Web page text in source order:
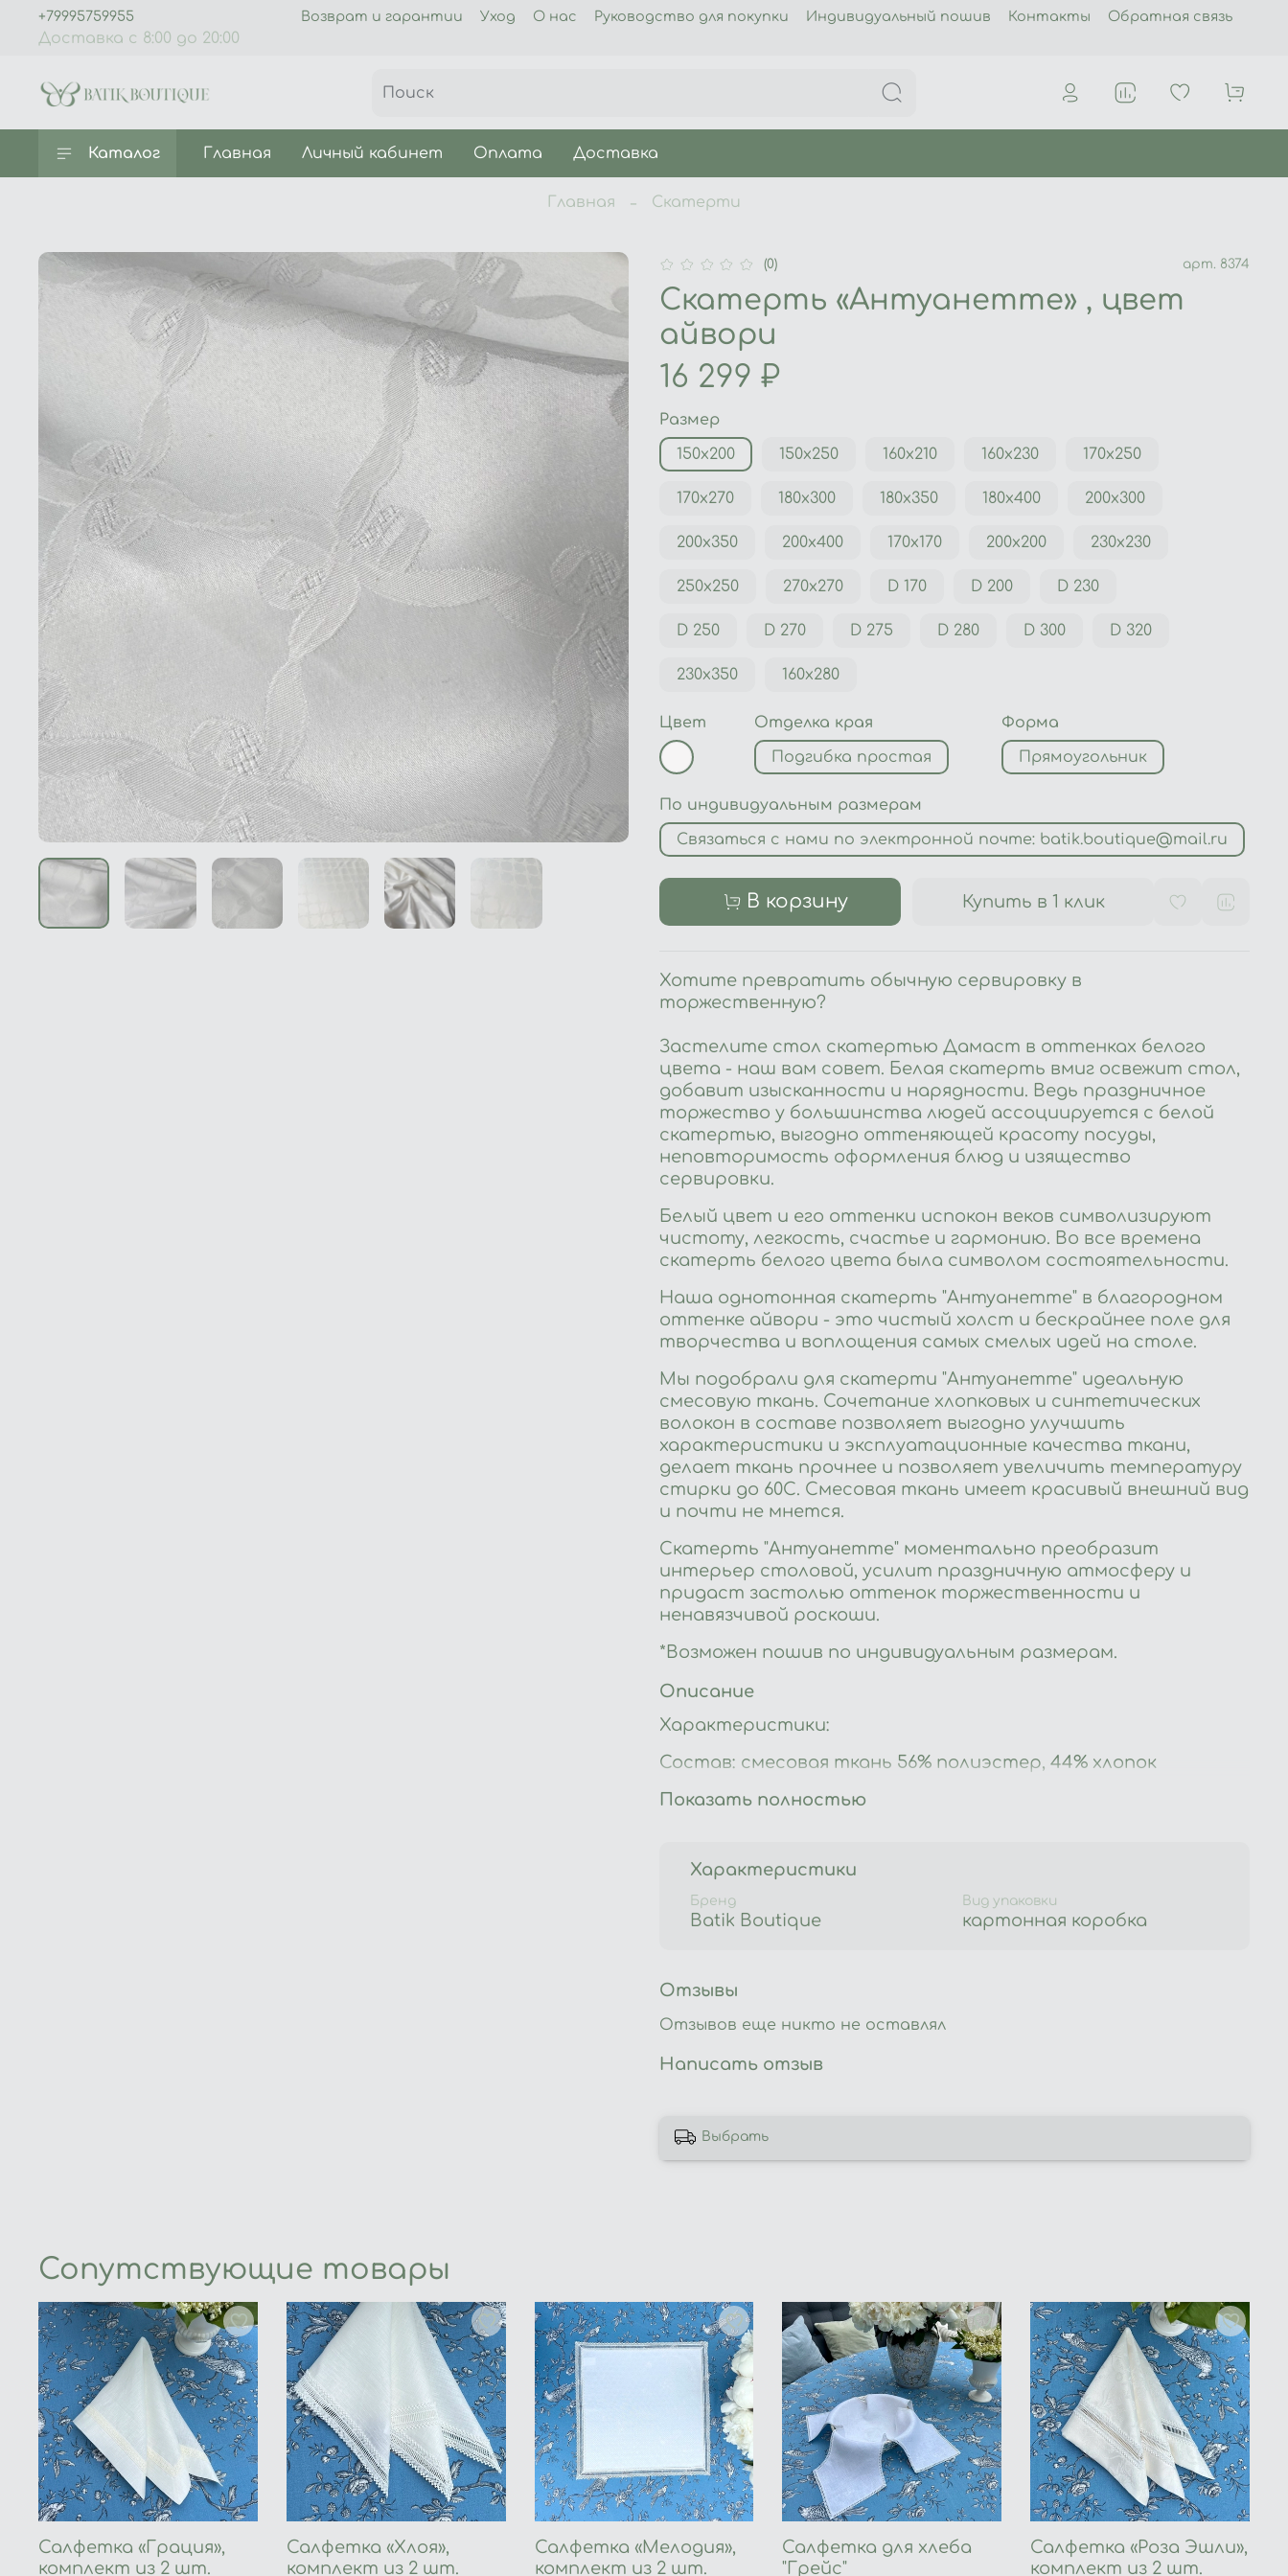
Возврат и гарантии Уход О нас Руководство для покупки Индивидуальный пошив Контакты Обратная связь
Доставка с 8:00 до 20:00
+79995759955
Каталог Главная Личный кабинет Оплата Доставка
Главная Скатерти
(0) арт. 8374
Скатерть «Антуанетте» , цвет
айвори
16 299 ₽
Размер
150х200
150х250 160х210 160х230 170х250
170х270 180х300 180х350 180х400 200х300
200х350 200х400 170х170 200х200 230х230
250х250 270х270 D 170 D 200 D 230
D 250 D 270 D 275 D 280 D 300 D 320
230x350 160x280
Цвет
Отделка края
Подгибка простая
Форма
Прямоугольник
По индивидуальным размерам
Связаться с нами по электронной почте: batik.boutique@mail.ru
В корзину Купить в 1 клик
Хотите превратить обычную сервировку в
торжественную?
Застелите стол скатертью Дамаст в оттенках белого
цвета - наш вам совет. Белая скатерть вмиг освежит стол,
добавит изысканности и нарядности. Ведь праздничное
торжество у большинства людей ассоциируется с белой
скатертью, выгодно оттеняющей красоту посуды,
неповторимость оформления блюд и изящество
сервировки.
Белый цвет и его оттенки испокон веков символизируют
чистоту, легкость, счастье и гармонию. Во все времена
скатерть белого цвета была символом состоятельности.
Наша однотонная скатерть "Антуанетте" в благородном
оттенке айвори - это чистый холст и бескрайнее поле для
творчества и воплощения самых смелых идей на столе.
Мы подобрали для скатерти "Антуанетте" идеальную
смесовую ткань. Сочетание хлопковых и синтетических
волокон в составе позволяет выгодно улучшить
характеристики и эксплуатационные качества ткани,
делает ткань прочнее и позволяет увеличить температуру
стирки до 60С. Смесовая ткань имеет красивый внешний вид
и почти не мнется.
Скатерть "Антуанетте" моментально преобразит
интерьер столовой, усилит праздничную атмосферу и
придаст застолью оттенок торжественности и
ненавязчивой роскоши.
*Возможен пошив по индивидуальным размерам.
Описание
Характеристики:
Состав: смесовая ткань 56% полиэстер, 44% хлопок
Производство: Россия
Глажка: температура 150С
Сушка: в расправленном виде
Показать полностью
Характеристики
Бренд
Batik Boutique
Вид упаковки
картонная коробка
Отзывы
Отзывов еще никто не оставлял
Написать отзыв
Выбрать
Сопутствующие товары
Салфетка «Грация»,
комплект из 2 шт.
Салфетка «Хлоя»,
комплект из 2 шт.
Салфетка «Мелодия»,
комплект из 2 шт.
Салфетка для хлеба
"Грейс"
Салфетка «Роза Эшли»,
комплект из 2 шт.